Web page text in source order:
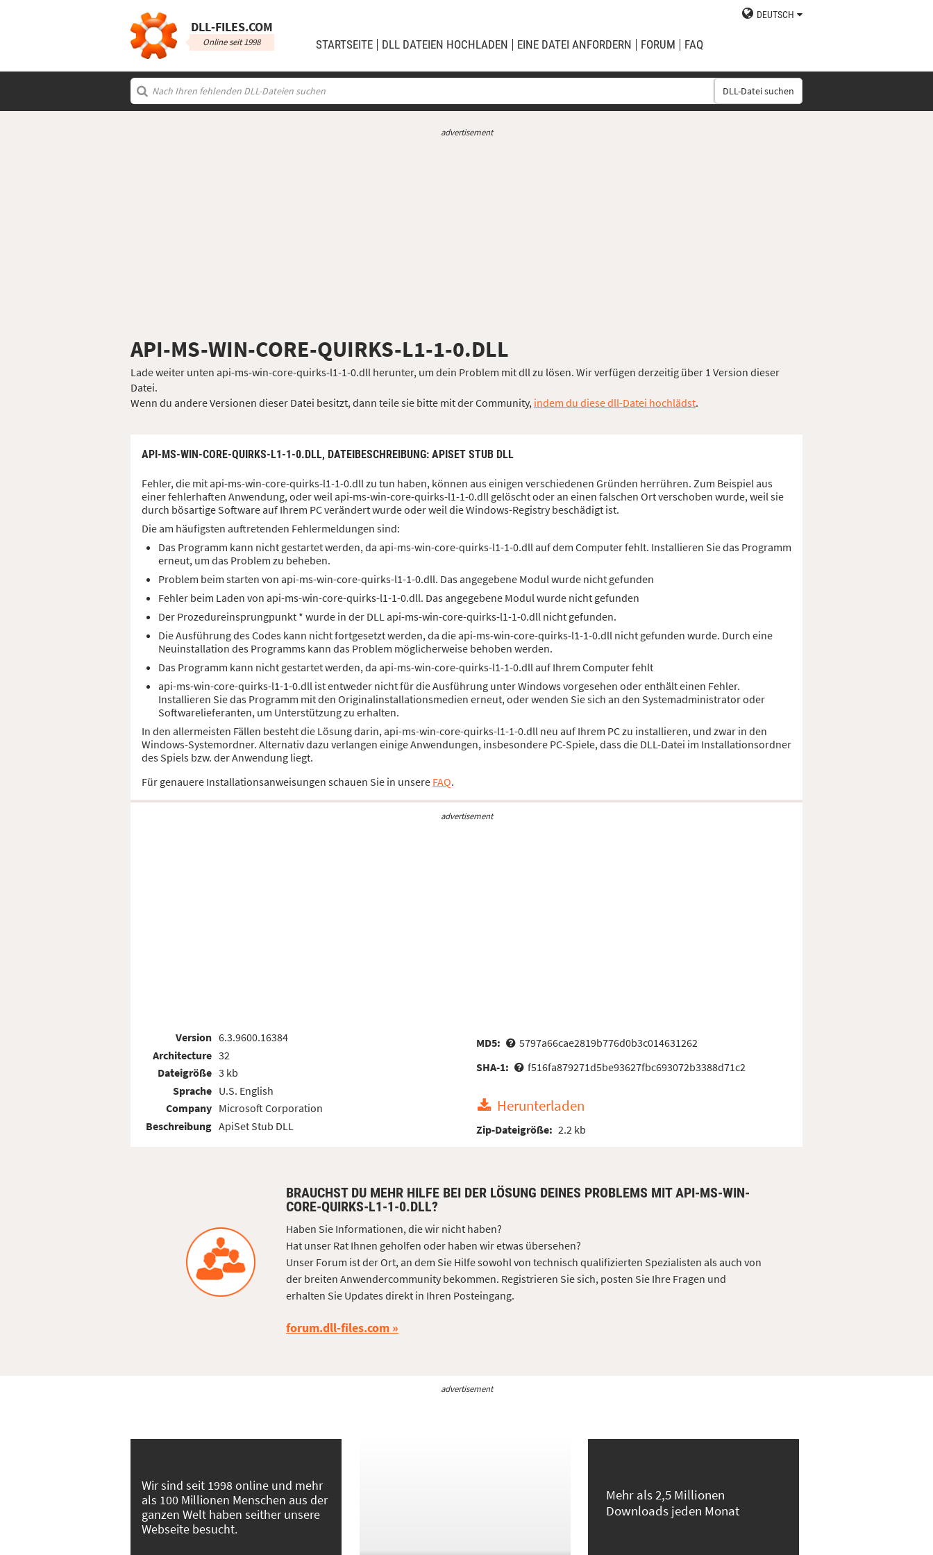
DLL‑FILES.COM
Online seit 1998
DEUTSCH
STARTSEITE DLL DATEIEN HOCHLADEN EINE DATEI ANFORDERN FORUM FAQ
DLL-Datei suchen
advertisement
API-MS-WIN-CORE-QUIRKS-L1-1-0.DLL
Lade weiter unten api-ms-win-core-quirks-l1-1-0.dll herunter, um dein Problem mit dll zu lösen. Wir verfügen derzeitig über 1 Version dieser
Datei.
Wenn du andere Versionen dieser Datei besitzt, dann teile sie bitte mit der Community, indem du diese dll-Datei hochlädst.
API-MS-WIN-CORE-QUIRKS-L1-1-0.DLL, DATEIBESCHREIBUNG: APISET STUB DLL
Fehler, die mit api-ms-win-core-quirks-l1-1-0.dll zu tun haben, können aus einigen verschiedenen Gründen herrühren. Zum Beispiel aus
einer fehlerhaften Anwendung, oder weil api-ms-win-core-quirks-l1-1-0.dll gelöscht oder an einen falschen Ort verschoben wurde, weil sie
durch bösartige Software auf Ihrem PC verändert wurde oder weil die Windows-Registry beschädigt ist.
Die am häufigsten auftretenden Fehlermeldungen sind:
Das Programm kann nicht gestartet werden, da api-ms-win-core-quirks-l1-1-0.dll auf dem Computer fehlt. Installieren Sie das Programm
erneut, um das Problem zu beheben.
Problem beim starten von api-ms-win-core-quirks-l1-1-0.dll. Das angegebene Modul wurde nicht gefunden
Fehler beim Laden von api-ms-win-core-quirks-l1-1-0.dll. Das angegebene Modul wurde nicht gefunden
Der Prozedureinsprungpunkt * wurde in der DLL api-ms-win-core-quirks-l1-1-0.dll nicht gefunden.
Die Ausführung des Codes kann nicht fortgesetzt werden, da die api-ms-win-core-quirks-l1-1-0.dll nicht gefunden wurde. Durch eine
Neuinstallation des Programms kann das Problem möglicherweise behoben werden.
Das Programm kann nicht gestartet werden, da api-ms-win-core-quirks-l1-1-0.dll auf Ihrem Computer fehlt
api-ms-win-core-quirks-l1-1-0.dll ist entweder nicht für die Ausführung unter Windows vorgesehen oder enthält einen Fehler.
Installieren Sie das Programm mit den Originalinstallationsmedien erneut, oder wenden Sie sich an den Systemadministrator oder
Softwarelieferanten, um Unterstützung zu erhalten.
In den allermeisten Fällen besteht die Lösung darin, api-ms-win-core-quirks-l1-1-0.dll neu auf Ihrem PC zu installieren, und zwar in den
Windows-Systemordner. Alternativ dazu verlangen einige Anwendungen, insbesondere PC-Spiele, dass die DLL-Datei im Installationsordner
des Spiels bzw. der Anwendung liegt.
Für genauere Installationsanweisungen schauen Sie in unsere FAQ.
advertisement
Version
Architecture
Dateigröße
Sprache
Company
Beschreibung
6.3.9600.16384
32
3 kb
U.S. English
Microsoft Corporation
ApiSet Stub DLL
MD5:
5797a66cae2819b776d0b3c014631262
SHA-1:
f516fa879271d5be93627fbc693072b3388d71c2
Herunterladen
Zip-Dateigröße: 2.2 kb
BRAUCHST DU MEHR HILFE BEI DER LÖSUNG DEINES PROBLEMS MIT API-MS-WIN-
CORE-QUIRKS-L1-1-0.DLL?
Haben Sie Informationen, die wir nicht haben?
Hat unser Rat Ihnen geholfen oder haben wir etwas übersehen?
Unser Forum ist der Ort, an dem Sie Hilfe sowohl von technisch qualifizierten Spezialisten als auch von
der breiten Anwendercommunity bekommen. Registrieren Sie sich, posten Sie Ihre Fragen und
erhalten Sie Updates direkt in Ihren Posteingang.
forum.dll-files.com
advertisement
Wir sind seit 1998 online und mehr
als 100 Millionen Menschen aus der
ganzen Welt haben seither unsere
Webseite besucht.
Mehr als 2,5 Millionen
Downloads jeden Monat